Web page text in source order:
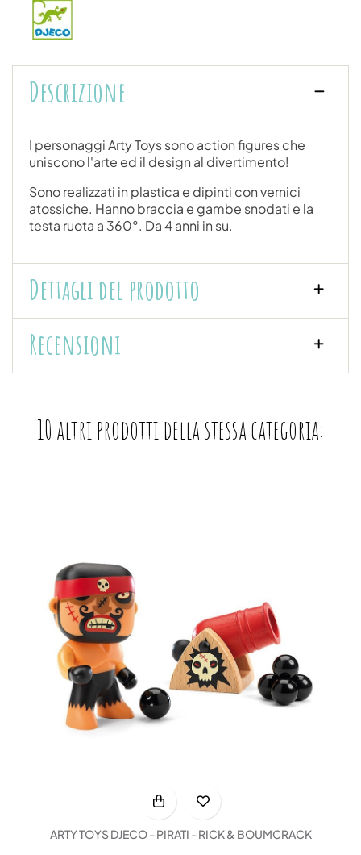
Descrizione
I personaggi Arty Toys sono action figures che
uniscono l'arte ed il design al divertimento!
Sono realizzati in plastica e dipinti con vernici
atossiche. Hanno braccia e gambe snodati e la
testa ruota a 360°. Da 4 anni in su.
Dettagli del prodotto
Recensioni
10 altri prodotti della stessa categoria:
ARTY TOYS DJECO - PIRATI - RICK & BOUMCRACK